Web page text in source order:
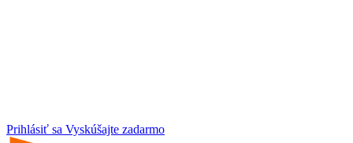
Prihlásiť sa Vyskúšajte zadarmo